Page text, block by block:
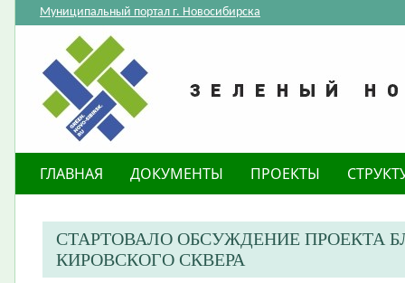
Муниципальный портал г. Новосибирска
ГЛАВНАЯ ДОКУМЕНТЫ ПРОЕКТЫ
СТАРТОВАЛО ОБСУЖДЕНИЕ ПРОЕКТА
КИРОВСКОГО СКВЕРА